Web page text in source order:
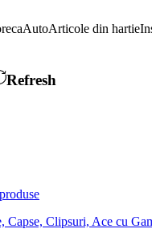
AutoArticole din hartie
Refresh
Capse, Clipsuri, Ace cu